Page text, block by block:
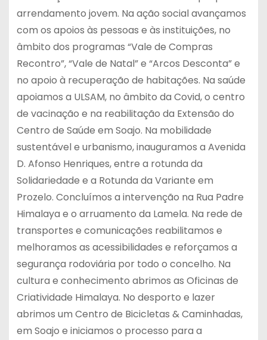
arrendamento jovem. Na ação social avançamos
com os apoios às pessoas e às instituições, no
âmbito dos programas “Vale de Compras
Recontro”, “Vale de Natal” e “Arcos Desconta” e
no apoio à recuperação de habitações. Na saúde
apoiamos a ULSAM, no âmbito da Covid, o centro
de vacinação e na reabilitação da Extensão do
Centro de Saúde em Soajo. Na mobilidade
sustentável e urbanismo, inauguramos a Avenida
D. Afonso Henriques, entre a rotunda da
Solidariedade e a Rotunda da Variante em
Prozelo. Concluímos a intervenção na Rua Padre
Himalaya e o arruamento da Lamela. Na rede de
transportes e comunicações reabilitamos e
melhoramos as acessibilidades e reforçamos a
segurança rodoviária por todo o concelho. Na
cultura e conhecimento abrimos as Oficinas de
Criatividade Himalaya. No desporto e lazer
abrimos um Centro de Bicicletas & Caminhadas,
em Soajo e iniciamos o processo para a